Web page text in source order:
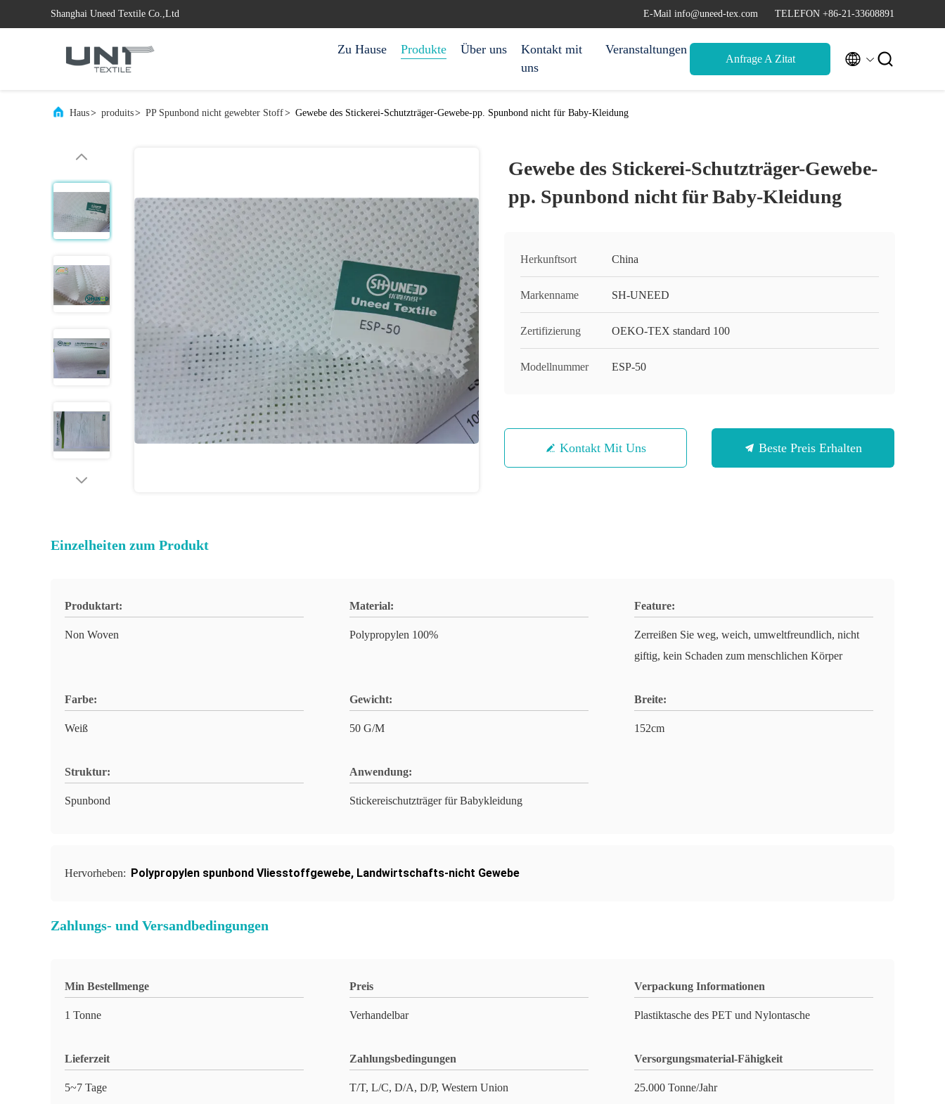
Shanghai Uneed Textile Co.,Ltd E-Mail info@uneed-tex.com TELEFON +86-21-33608891
Zu Hause Produkte Über uns
Kontakt mit
uns
Veranstaltungen
Anfrage A Zitat  
Haus> produits> PP Spunbond nicht gewebter Stoff> Gewebe des Stickerei-Schutzträger-Gewebe-pp. Spunbond nicht für Baby-Kleidung
Gewebe des Stickerei-Schutzträger-Gewebe-
pp. Spunbond nicht für Baby-Kleidung
Herkunftsort China
Markenname SH-UNEED
Zertifizierung OEKO-TEX standard 100
Modellnummer ESP-50
Kontakt Mit Uns Beste Preis Erhalten
Einzelheiten zum Produkt
Produktart:
Non Woven
Material:
Polypropylen 100%
Feature:
Zerreißen Sie weg, weich, umweltfreundlich, nicht
giftig, kein Schaden zum menschlichen Körper
Farbe:
Weiß
Gewicht:
50 G/M
Breite:
152cm
Struktur:
Spunbond
Anwendung:
Stickereischutzträger für Babykleidung
Hervorheben: Polypropylen spunbond Vliesstoffgewebe, Landwirtschafts-nicht Gewebe
Zahlungs- und Versandbedingungen
Min Bestellmenge
1 Tonne
Preis
Verhandelbar
Verpackung Informationen
Plastiktasche des PET und Nylontasche
Lieferzeit
5~7 Tage
Zahlungsbedingungen
T/T, L/C, D/A, D/P, Western Union
Versorgungsmaterial-Fähigkeit
25.000 Tonne/Jahr